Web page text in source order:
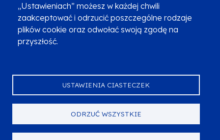
„Ustawieniach” możesz w każdej chwili
zaakceptować i odrzucić poszczególne rodzaje
plików cookie oraz odwołać swoją zgodę na
przyszłość.
USTAWIENIA CIASTECZEK
ODRZUĆ WSZYSTKIE
Deklaracja dostępności
Polityka prywatności
Przetwarzanie danych osobowych
Zgłoś błąd Mapa strony
Serwis dofinansowany przez Unię Europejską z programu Fundusze
© Urząd Marszałkowski Województwa Małopolskiego 2023